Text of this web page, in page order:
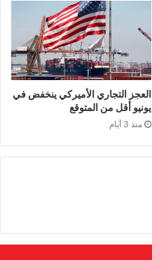
العجز التجاري الأميركي ينخفض في
يونيو أقل من المتوقع
منذ 3 أيام